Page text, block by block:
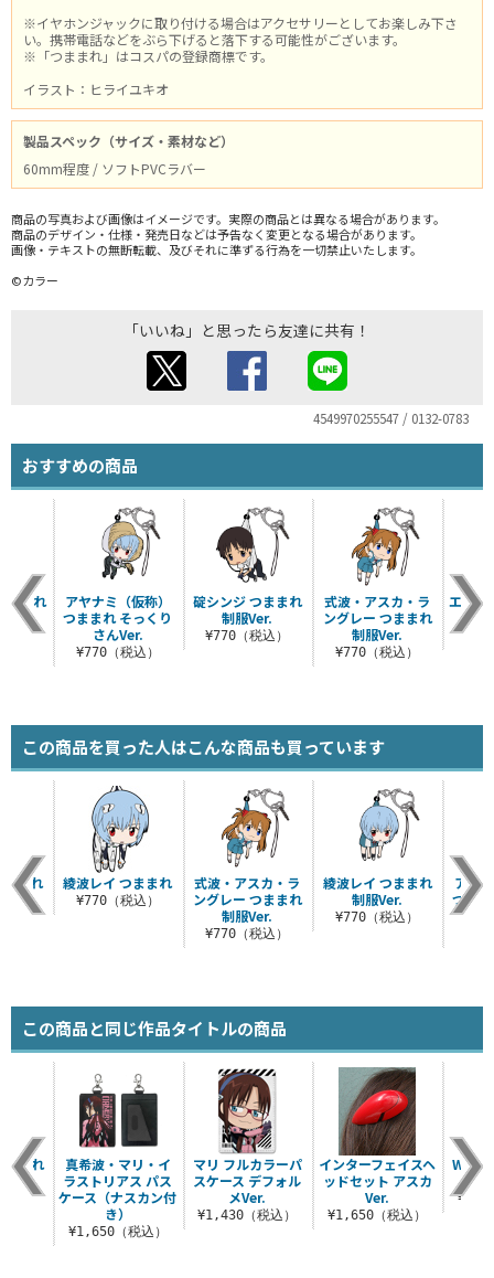
※イヤホンジャックに取り付ける場合はアクセサリーとしてお楽しみ下さ
い。携帯電話などをぶら下げると落下する可能性がございます。
※「つままれ」はコスパの登録商標です。
イラスト：ヒライユキオ
製品スペック（サイズ・素材など）
60mm程度 / ソフトPVCラバー
商品の写真および画像はイメージです。実際の商品とは異なる場合があります。
商品のデザイン・仕様・発売日などは予告なく変更となる場合があります。
画像・テキストの無断転載、及びそれに準ずる行為を一切禁止いたします。
©カラー
「いいね」と思ったら友達に共有！
4549970255547 / 0132-0783
おすすめの商品
碇シンジ つままれ
制服Ver.
¥770（税込）
式波・アスカ・ラ
ングレー つままれ
制服Ver.
¥770（税込）
エヴァ
ままれ
込）
アヤナミ（仮称）
つままれ そっくり
さんVer.
¥770（税込）
この商品を買った人はこんな商品も買っています
式波・アスカ・ラ
ングレー つままれ
制服Ver.
¥770（税込）
綾波レイ つままれ
制服Ver.
¥770（税込）
アヤ
つま
まれ
Ver.
込）
綾波レイ つままれ
¥770（税込）
この商品と同じ作品タイトルの商品
マリ フルカラーパ
スケース デフォル
メVer.
¥1,430（税込）
インターフェイスヘ
ッドセット アスカ
Ver.
¥1,650（税込）
ままれ
込）
真希波・マリ・イ
ラストリアス パス
ケース（ナスカン付
き）
¥1,650（税込）